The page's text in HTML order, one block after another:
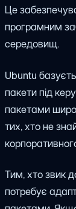
Це
програмним
середовищ.
Ubuntu
пакети під
пакетами
тих, хто не
Тим, хто звик
потребує